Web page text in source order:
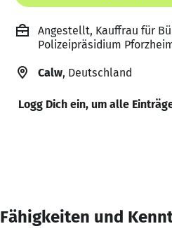
Angestellt, Kauffrau für
Polizeipräsidium
Calw, Deutschland
Logg Dich ein, um alle
Fähigkeiten und